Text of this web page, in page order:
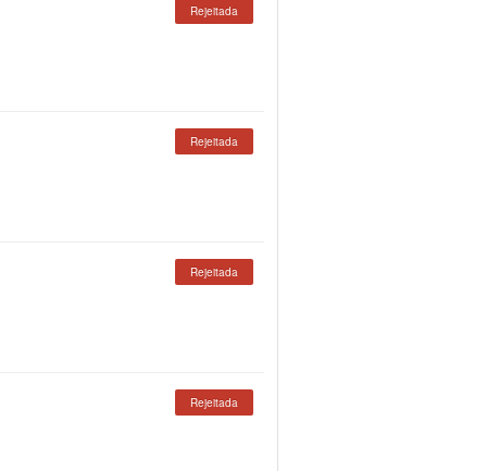
Rejeitada
Rejeitada
Rejeitada
Rejeitada